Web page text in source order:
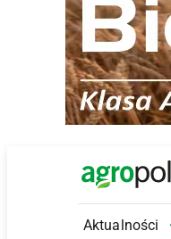
Main Logo
Aktualności